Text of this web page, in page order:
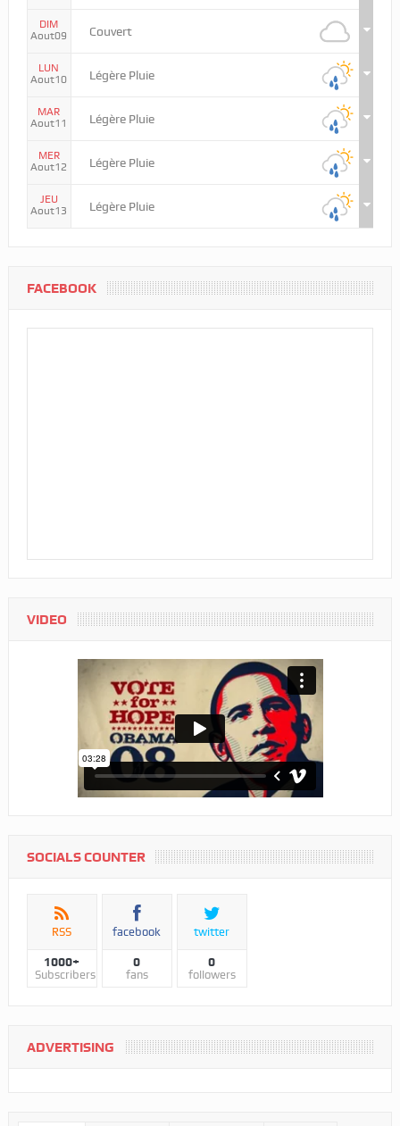
DIM
Aout09
Couvert
LUN
Aout10
Légère Pluie
MAR
Aout11
Légère Pluie
MER
Aout12
Légère Pluie
JEU
Aout13
Légère Pluie
FACEBOOK
VIDEO
SOCIALS COUNTER
RSS
1000+
Subscribers
facebook
0
fans
twitter
0
followers
ADVERTISING